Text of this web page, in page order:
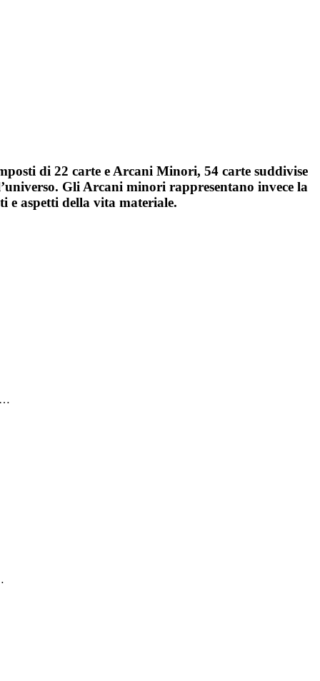
di 22 carte e Arcani Minori, 54 carte suddivise
Gli Arcani minori rappresentano invece la
e aspetti della vita materiale.